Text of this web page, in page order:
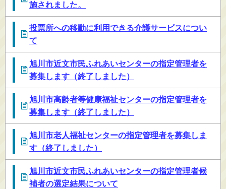
施されました。
投票所への移動に利用できる介護サービスについ
て
旭川市近文市民ふれあいセンターの指定管理者を
募集します（終了しました）
旭川市高齢者等健康福祉センターの指定管理者を
募集します（終了しました）
旭川市老人福祉センターの指定管理者を募集しま
す（終了しました）
旭川市近文市民ふれあいセンターの指定管理者候
補者の選定結果について